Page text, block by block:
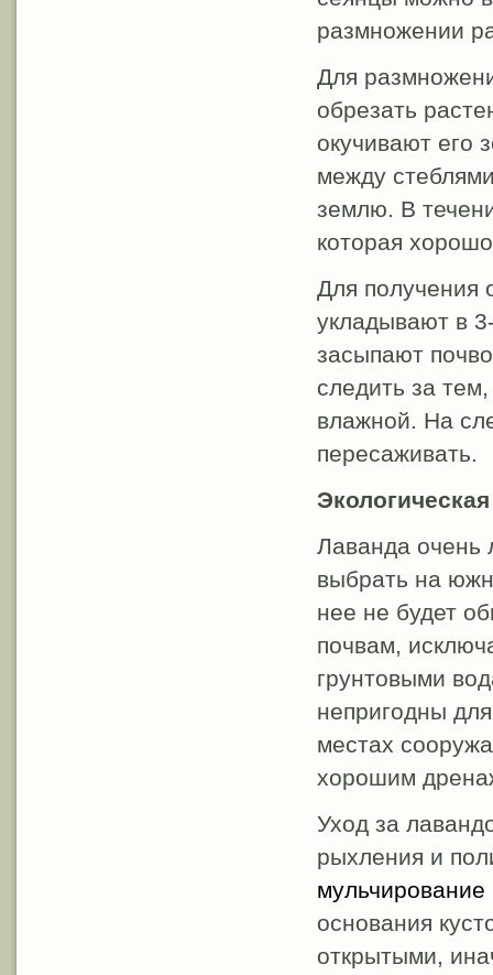
размножении
Для
обрезать
окучивают его
между
землю. В
которая
Для получения
укладывают в
засыпают
следить за
влажной. На
пересаживать.
Лаванда очень
выбрать на
нее не будет
почвам,
грунтовыми
непригодны
местах
хорошим
Уход за
рыхления и
мульчирование
основания
открытыми,